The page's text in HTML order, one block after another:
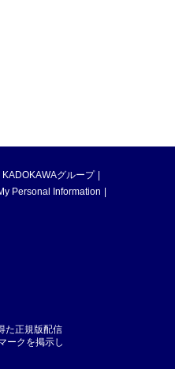
KADOKAWAグループ
Personal Information
た正規版配信
ークを掲示し